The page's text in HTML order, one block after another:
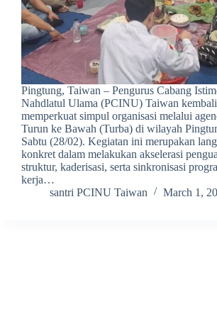
Pingtung, Taiwan – Pengurus Cabang
Nahdlatul Ulama (PCINU) Taiwan kembali
memperkuat simpul organisasi melalui
Turun ke Bawah (Turba) di wilayah
Sabtu (28/02). Kegiatan ini merupakan
konkret dalam melakukan akselerasi
struktur, kaderisasi, serta sinkronisasi
kerja…
santri PCINU Taiwan
March 1,